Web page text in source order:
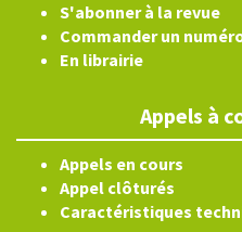
S'abonner à la revue
Commander un
En librairie
Appels à
Appels en cours
Appel clôturés
Caractéristiques